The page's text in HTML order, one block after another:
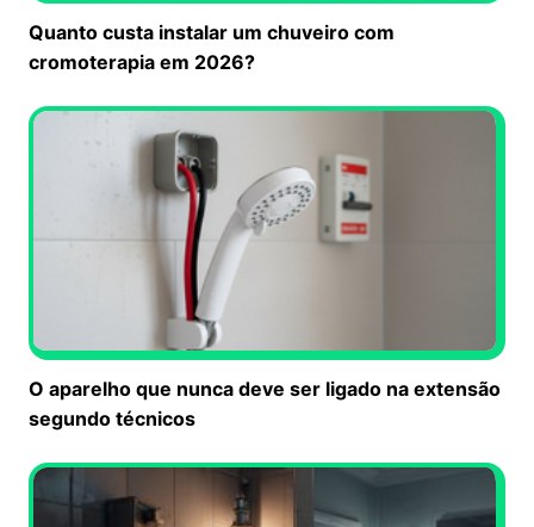
Quanto custa instalar um chuveiro com
cromoterapia em 2026?
O aparelho que nunca deve ser ligado na extensão
segundo técnicos